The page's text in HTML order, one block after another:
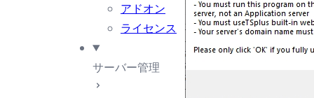
アドオン
ライセンス
サーバー管理